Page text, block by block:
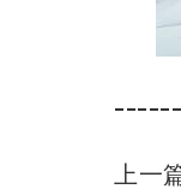
上一